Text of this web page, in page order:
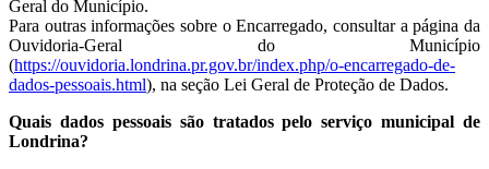
Geral do Município.
Para outras informações sobre o Encarregado, consultar a página da
Ouvidoria-Geral do Município
(https://ouvidoria.londrina.pr.gov.br/index.php/o-encarregado-de-
dados-pessoais.html), na seção Lei Geral de Proteção de Dados.
Quais dados pessoais são tratados pelo serviço municipal de
Londrina?